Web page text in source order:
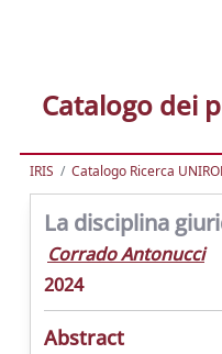
Catalogo dei
IRIS Catalogo Ricerca
La disciplina
Corrado Antonucci
2024
Abstract